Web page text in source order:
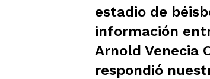
estadio de
información
Arnold Venecia
respondió